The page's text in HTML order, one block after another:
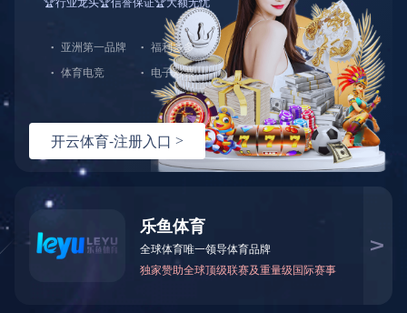
截至二零二六年二月二十八日止之股份发行人的证券变动月报表
上一条资讯：截至二零二六年一月三十一日止之股份发行人的证
券变动月报表
公告及通告-【暂停办理过户登记手续或更改暂停
办理过户日期/股东周年大会通告】 股东周年大会通告
热线：151-9017-0656